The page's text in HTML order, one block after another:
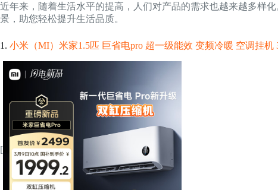
近年来，随着生活水平的提高，人们对产品的需求也越来越多样
景，助您轻松提升生活品质。
1. 小米（MI）米家1.5匹 巨省电pro 超一级能效 变频冷暖 空调挂机
[